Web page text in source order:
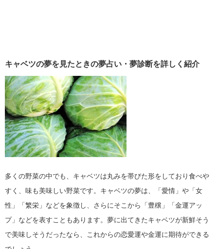
キャベツの夢を見たときの夢占い・夢診断を詳しく紹介
多くの野菜の中でも、キャベツは丸みを帯びた形をしており食べや
すく、味も美味しい野菜です。キャベツの夢は、「愛情」や「女
性」「繁栄」などを象徴し、さらにそこから「豊穣」「金運アッ
プ」などを表すこともあります。夢に出てきたキャベツが新鮮そう
で美味しそうだったなら、これからの恋愛運や金運に期待ができる